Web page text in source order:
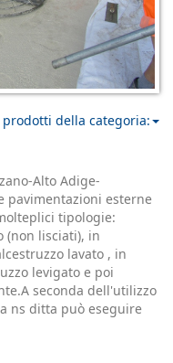
della categoria:
Alto Adige-
pavimentazioni esterne
tipologie:
(non lisciati), in
lavato , in
levigato e poi
seconda dell'utilizzo
ns ditta può eseguire